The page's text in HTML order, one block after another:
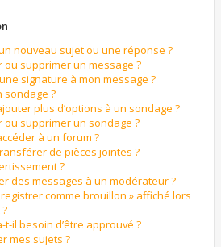
nouveau sujet ou une réponse ?
supprimer un message ?
signature à mon message ?
sondage ?
plus d’options à un sondage ?
supprimer un sondage ?
à un forum ?
de pièces jointes ?
?
des messages à un modérateur ?
comme brouillon » affiché lors
il besoin d’être approuvé ?
mes sujets ?